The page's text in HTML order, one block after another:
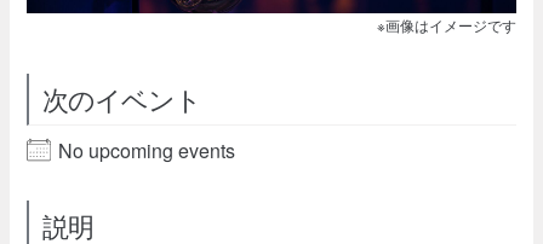
※画像はイメージです
次のイベント
No upcoming events
説明